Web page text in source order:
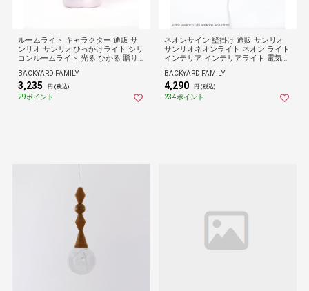
ルームライト キャラクター 通販 サ
ンリオ サンリオひっかけライト シリ
コンルームライト 光る ひかる 贈り
屋 寝室 間接照明 照明 ベッドサイド
授乳ライト ナイトライト 調光 テー
ブルランプ コードレス
BACKYARD FAMILY
3,235 円 (税込)
29ポイント
ネオンサイン 壁掛け 通販 サンリオ
サンリオネオンライト ネオン ライト
インテリア インテリアライト 電気
ラクター 10段階点灯 USB給電 子供
部屋 寝室 子供 キッズ ナイトライト
かわいい おしゃれ 可愛い
BACKYARD FAMILY
4,290 円 (税込)
234ポイント